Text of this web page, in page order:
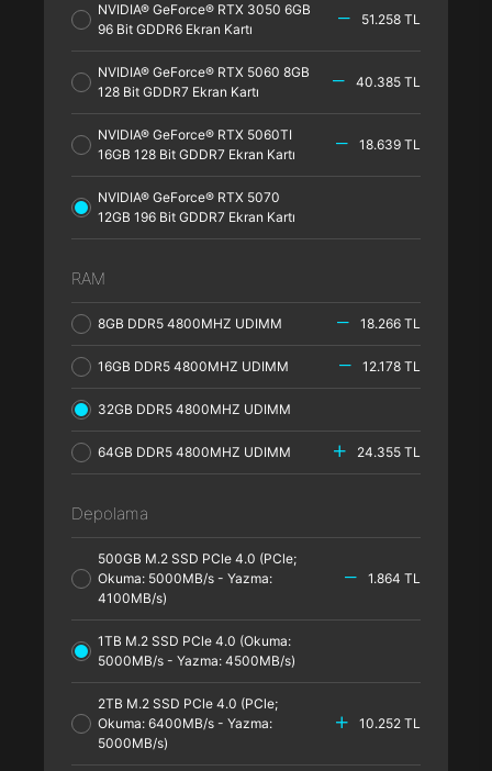
NVIDIA® GeForce® RTX 3050 6GB
96 Bit GDDR6 Ekran Kartı
51.258 TL
NVIDIA® GeForce® RTX 5060 8GB
128 Bit GDDR7 Ekran Kartı
40.385 TL
NVIDIA® GeForce® RTX 5060TI
16GB 128 Bit GDDR7 Ekran Kartı
18.639 TL
NVIDIA® GeForce® RTX 5070
12GB 196 Bit GDDR7 Ekran Kartı
RAM
8GB DDR5 4800MHZ UDIMM 18.266 TL
16GB DDR5 4800MHZ UDIMM 12.178 TL
32GB DDR5 4800MHZ UDIMM
64GB DDR5 4800MHZ UDIMM 24.355 TL
Depolama
500GB M.2 SSD PCle 4.0 (PCle;
Okuma: 5000MB/s - Yazma:
4100MB/s)
1.864 TL
1TB M.2 SSD PCle 4.0 (Okuma:
5000MB/s - Yazma: 4500MB/s)
2TB M.2 SSD PCle 4.0 (PCle;
Okuma: 6400MB/s - Yazma:
5000MB/s)
10.252 TL